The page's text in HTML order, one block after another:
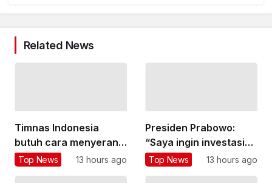
Related News
Timnas Indonesia
butuh cara menyerang
yang lebih variatif
Top News 13 hours ago
Presiden Prabowo:
“Saya ingin investasi
besar di bidang
Top News 13 hours ago